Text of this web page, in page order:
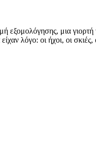
μια γιορτή
λόγο: οι ήχοι, οι σκιές,